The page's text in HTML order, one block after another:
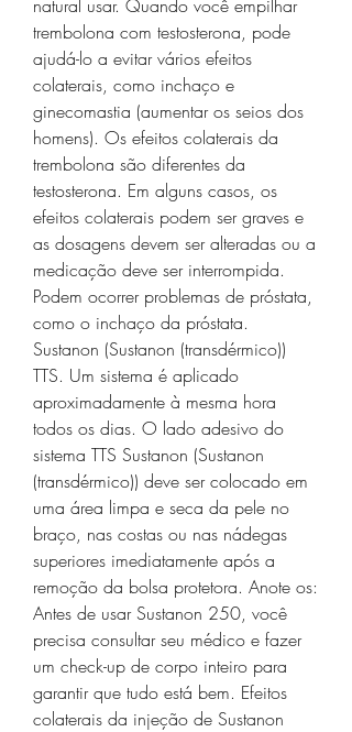
natural usar. Quando você empilhar
trembolona com testosterona, pode
ajudá-lo a evitar vários efeitos
colaterais, como inchaço e
ginecomastia (aumentar os seios dos
homens). Os efeitos colaterais da
trembolona são diferentes da
testosterona. Em alguns casos, os
efeitos colaterais podem ser graves e
as dosagens devem ser alteradas ou a
medicação deve ser interrompida.
Podem ocorrer problemas de próstata,
como o inchaço da próstata.
Sustanon (Sustanon (transdérmico))
TTS. Um sistema é aplicado
aproximadamente à mesma hora
todos os dias. O lado adesivo do
sistema TTS Sustanon (Sustanon
(transdérmico)) deve ser colocado em
uma área limpa e seca da pele no
braço, nas costas ou nas nádegas
superiores imediatamente após a
remoção da bolsa protetora. Anote os:
Antes de usar Sustanon 250, você
precisa consultar seu médico e fazer
um check-up de corpo inteiro para
garantir que tudo está bem. Efeitos
colaterais da injeção de Sustanon